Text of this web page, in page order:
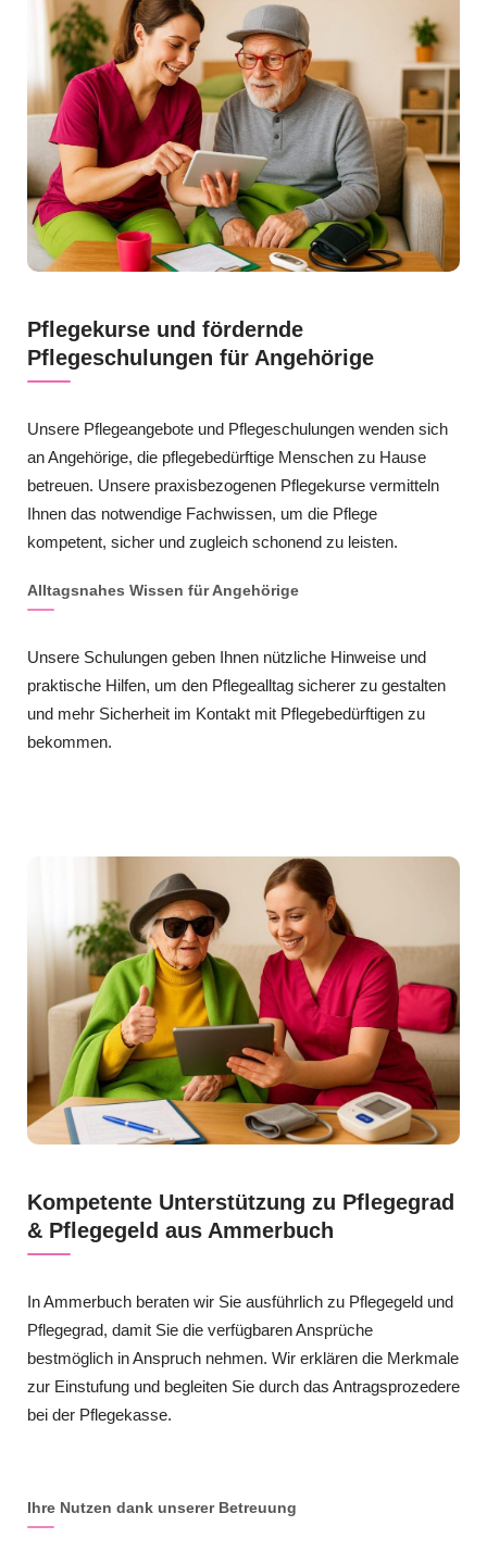
Pflegekurse und fördernde
Pflegeschulungen für Angehörige
Unsere Pflegeangebote und Pflegeschulungen wenden sich
an Angehörige, die pflegebedürftige Menschen zu Hause
betreuen. Unsere praxisbezogenen Pflegekurse vermitteln
Ihnen das notwendige Fachwissen, um die Pflege
kompetent, sicher und zugleich schonend zu leisten.
Alltagsnahes Wissen für Angehörige
Unsere Schulungen geben Ihnen nützliche Hinweise und
praktische Hilfen, um den Pflegealltag sicherer zu gestalten
und mehr Sicherheit im Kontakt mit Pflegebedürftigen zu
bekommen.
Kompetente Unterstützung zu Pflegegrad
& Pflegegeld aus Ammerbuch
In Ammerbuch beraten wir Sie ausführlich zu Pflegegeld und
Pflegegrad, damit Sie die verfügbaren Ansprüche
bestmöglich in Anspruch nehmen. Wir erklären die Merkmale
zur Einstufung und begleiten Sie durch das Antragsprozedere
bei der Pflegekasse.
Ihre Nutzen dank unserer Betreuung